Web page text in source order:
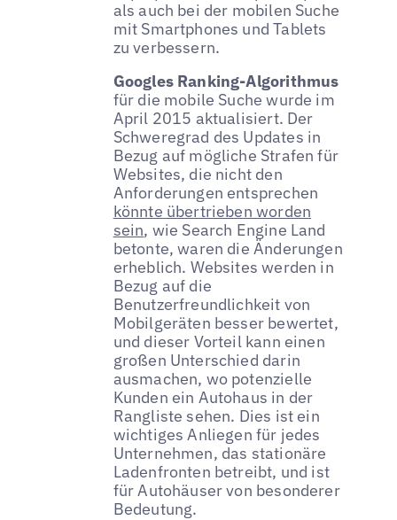
als auch bei der mobilen Suche
mit Smartphones und Tablets
zu verbessern.
Googles Ranking-Algorithmus
für die mobile Suche wurde im
April 2015 aktualisiert. Der
Schweregrad des Updates in
Bezug auf mögliche Strafen für
Websites, die nicht den
Anforderungen entsprechen
könnte übertrieben worden
sein, wie Search Engine Land
betonte, waren die Änderungen
erheblich. Websites werden in
Bezug auf die
Benutzerfreundlichkeit von
Mobilgeräten besser bewertet,
und dieser Vorteil kann einen
großen Unterschied darin
ausmachen, wo potenzielle
Kunden ein Autohaus in der
Rangliste sehen. Dies ist ein
wichtiges Anliegen für jedes
Unternehmen, das stationäre
Ladenfronten betreibt, und ist
für Autohäuser von besonderer
Bedeutung.